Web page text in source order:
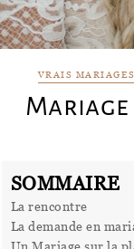
VRAIS MARIAGES
Mariage
SOMMAIRE
La rencontre
La demande en
Un Mariage sur la